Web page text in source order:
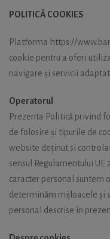
POLITICĂ COOKIES
Platforma https://
cookie pentru a oferi
navigare și servicii
Operatorul
Prezenta Politică privind
de folosire și tipurile de
website deținut si
sensul Regulamentului
caracter personal suntem
determinăm mijloacele și
personal descrise în